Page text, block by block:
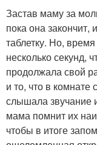
Застав маму за
пока она закончит,
таблетку. Но,
несколько секунд,
продолжала свой
и то, что в комнате
слышала звучание
мама помнит их
чтобы в итоге